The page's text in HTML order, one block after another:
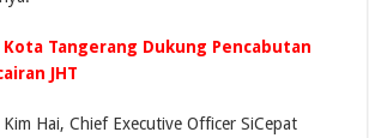
Kota Tangerang Dukung Pencabutan
JHT
Hai, Chief Executive Officer SiCepat